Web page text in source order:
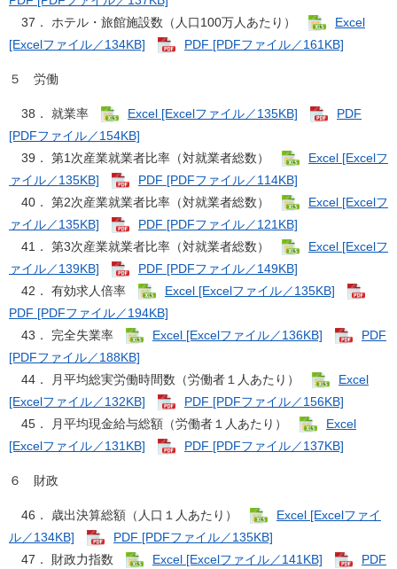
37． ホテル・旅館施設数（人口100万人あたり）
Excel
[Excelファイル／134KB]
PDF [PDFファイル／161KB]
５ 労働
38． 就業率 Excel [Excelファイル／135KB]
PDF
[PDFファイル／154KB]
39． 第1次産業就業者比率（対就業者総数）
Excel [Excelフ
ァイル／135KB]
PDF [PDFファイル／114KB]
40． 第2次産業就業者比率（対就業者総数）
Excel [Excelフ
ァイル／135KB]
PDF [PDFファイル／121KB]
41． 第3次産業就業者比率（対就業者総数）
Excel [Excelフ
ァイル／139KB]
PDF [PDFファイル／149KB]
42． 有効求人倍率
Excel [Excelファイル／135KB]
PDF [PDFファイル／194KB]
43． 完全失業率
Excel [Excelファイル／136KB]
PDF
[PDFファイル／188KB]
44． 月平均総実労働時間数（労働者１人あたり）
Excel
[Excelファイル／132KB]
PDF [PDFファイル／156KB]
45． 月平均現金給与総額（労働者１人あたり）
Excel
[Excelファイル／131KB]
PDF [PDFファイル／137KB]
６ 財政
46． 歳出決算総額（人口１人あたり）
Excel [Excelファイ
ル／134KB]
PDF [PDFファイル／135KB]
47． 財政力指数
Excel [Excelファイル／141KB]
PDF